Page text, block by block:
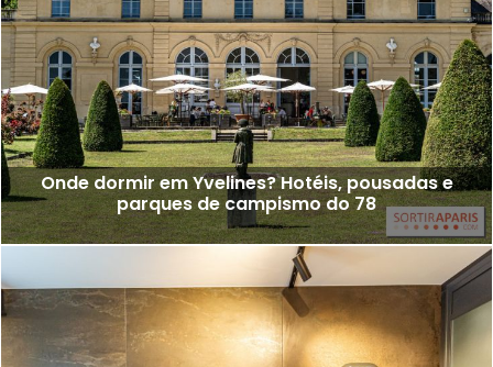
Onde dormir em Yvelines? Hotéis, pousadas e
parques de campismo do 78